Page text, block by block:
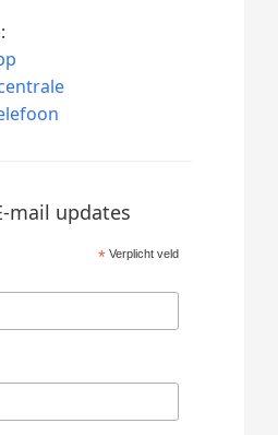
mail updates
* Verplicht veld